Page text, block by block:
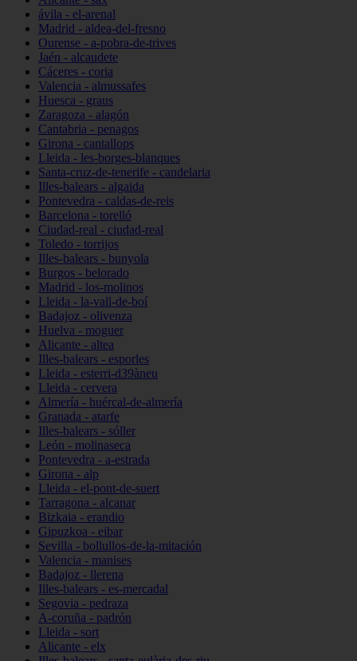
ávila - el-arenal
Madrid - aldea-del-fresno
Ourense - a-pobra-de-trives
Jaén - alcaudete
Cáceres - coria
Valencia - almussafes
Huesca - graus
Zaragoza - alagón
Cantabria - penagos
Girona - cantallops
Lleida - les-borges-blanques
Santa-cruz-de-tenerife - candelaria
Illes-balears - algaida
Pontevedra - caldas-de-reis
Barcelona - torelló
Ciudad-real - ciudad-real
Toledo - torrijos
Illes-balears - bunyola
Burgos - belorado
Madrid - los-molinos
Lleida - la-vall-de-boí
Badajoz - olivenza
Huelva - moguer
Alicante - altea
Illes-balears - esporles
Lleida - esterri-d39àneu
Lleida - cervera
Almería - huércal-de-almería
Granada - atarfe
Illes-balears - sóller
León - molinaseca
Pontevedra - a-estrada
Girona - alp
Lleida - el-pont-de-suert
Tarragona - alcanar
Bizkaia - erandio
Gipuzkoa - eibar
Sevilla - bollullos-de-la-mitación
Valencia - manises
Badajoz - llerena
Illes-balears - es-mercadal
Segovia - pedraza
A-coruña - padrón
Lleida - sort
Alicante - elx